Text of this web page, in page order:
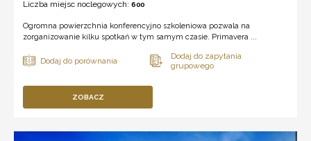
Liczba miejsc noclegowych: 600
Ogromna powierzchnia konferencyjno szkoleniowa pozwala na
zorganizowanie kilku spotkań w tym samym czasie. Primavera ...
ZOBACZ